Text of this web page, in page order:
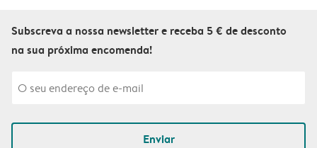
Subscreva a nossa newsletter e receba 5 € de desconto
na sua próxima encomenda!
Enviar